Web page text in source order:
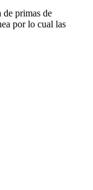
de primas de
por lo cual las